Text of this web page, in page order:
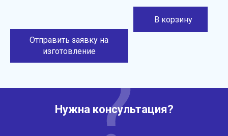
Отправить заявку на
изготовление
В корзину
Нужна консультация?